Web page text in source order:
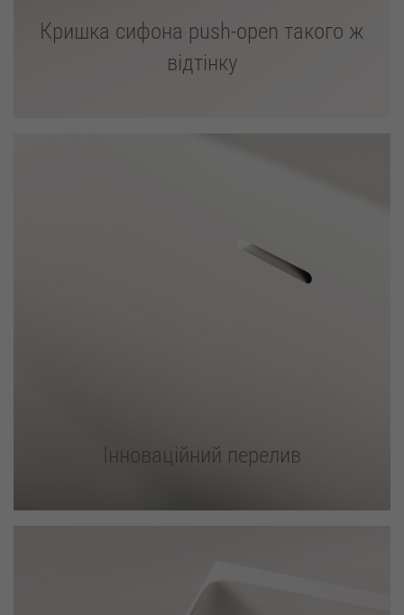
Кришка сифона push-open такого ж
відтінку
Інноваційний перелив